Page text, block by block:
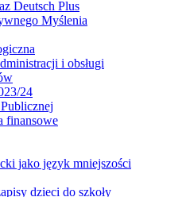
Deutsch Plus
Myślenia
i obsługi
24
finansowe
jako język mniejszości
dzieci do szkoły